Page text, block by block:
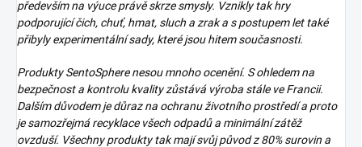
především na výuce právě skrze smysly. Vznikly tak hry
podporující čich, chuť, hmat, sluch a zrak a s postupem let také
přibyly experimentální sady, které jsou hitem současnosti.
Produkty SentoSphere nesou mnoho ocenění. S ohledem na
bezpečnost a kontrolu kvality zůstává výroba stále ve Francii.
Dalším důvodem je důraz na ochranu životního prostředí a proto
je samozřejmá recyklace všech odpadů a minimální zátěž
ovzduší. Všechny produkty tak mají svůj původ z 80% surovin a